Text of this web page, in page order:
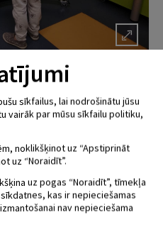
UP”
- 16.00
sīkfailus, lai nodrošinātu jūsu
vairāk par mūsu sīkfailu politiku,
noklikšķinot uz “Apstiprināt
uz “Noraidīt”.
uz pogas “Noraidīt”, tīmekļa
kas ir nepieciešamas
nav nepieciešama